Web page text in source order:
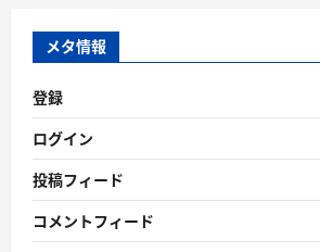
ブ
メタ情報
登録
ログイン
投稿フィード
コメントフィード